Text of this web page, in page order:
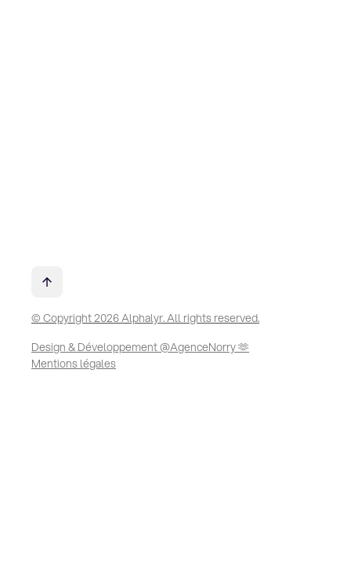
© Copyright 2026 Alphalyr. All rights reserved.
Design & Développement @AgenceNorry 🫶
Mentions légales